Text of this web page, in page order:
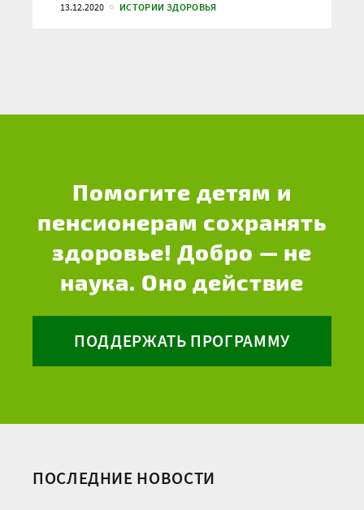
13.12.2020 ИСТОРИИ ЗДОРОВЬЯ
Помогите детям и
пенсионерам сохранять
здоровье! Добро — не
наука. Оно действие
ПОДДЕРЖАТЬ ПРОГРАММУ
ПОСЛЕДНИЕ НОВОСТИ